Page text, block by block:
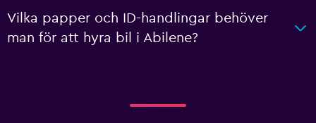
Vilka papper och ID-handlingar behöver
man för att hyra bil i Abilene?